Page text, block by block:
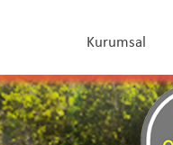
Kurumsal